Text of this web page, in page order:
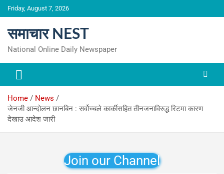
Skip
to
Friday, August 7, 2026
समाचार NEST
National Online Daily Newspaper
Home
News
जेनजी आन्दोलन छानबिन : सर्वोच्चले कार्कीसहित तीनजनाविरुद्ध रिटमा कारण
देखाउ आदेश जारी
Join our Channel